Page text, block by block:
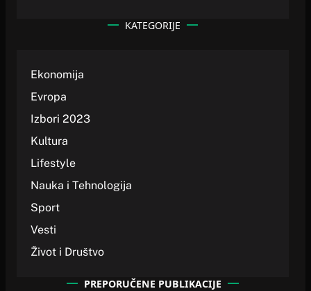
KATEGORIJE
Ekonomija
Evropa
Izbori 2023
Kultura
Lifestyle
Nauka i Tehnologija
Sport
Vesti
Život i Društvo
PREPORUČENE PUBLIKACIJE